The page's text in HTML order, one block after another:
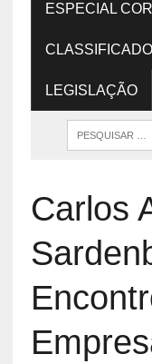
ESPECIAL
LEGISLAÇÃO
Carlos